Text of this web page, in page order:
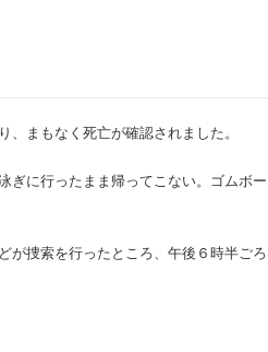
まもなく死亡が確認されました。
ぎに行ったまま帰ってこない。ゴムボ
が捜索を行ったところ、午後６時半ご